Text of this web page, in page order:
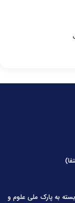
به پارک ملی علوم و